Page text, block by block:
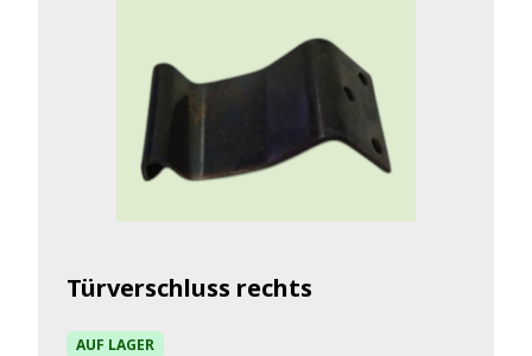
Türverschluss rechts
AUF LAGER